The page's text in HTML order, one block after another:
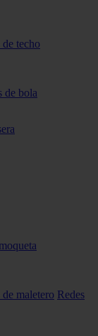
techo
de bola
de maletero Redes